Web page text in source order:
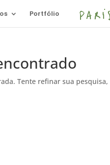
Portfólio
Tente refinar sua